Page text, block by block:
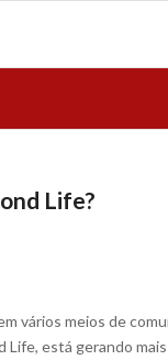
Life?
vários meios de
Life, está gerando